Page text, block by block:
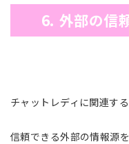
6. 外部の信
チャットレディに関連す
信頼できる外部の情報源